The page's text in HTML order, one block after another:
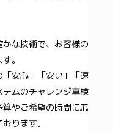
な技術で、お客様の
。
安心」「安い」「速
ムのチャレンジ車検
やご希望の時間に応
ります。